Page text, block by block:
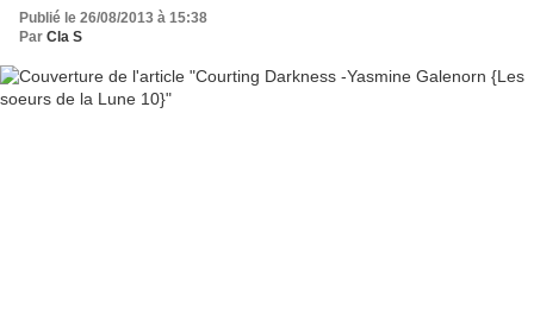
Publié le 26/08/2013 à 15:38
Par Cla S